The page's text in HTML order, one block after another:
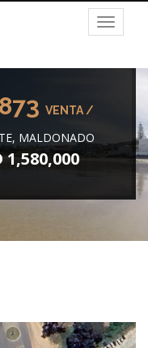
Toggle
VENTA /
MALDONADO
1,580,000